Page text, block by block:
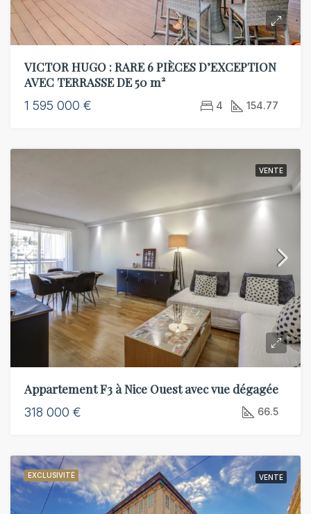
VICTOR HUGO : RARE 6 PIÈCES D’EXCEPTION
AVEC TERRASSE DE 50 m²
1 595 000 € 4 154.77
VENTE
Appartement F3 à Nice Ouest avec vue dégagée
318 000 € 66.5
EXCLUSIVITÉ VENTE